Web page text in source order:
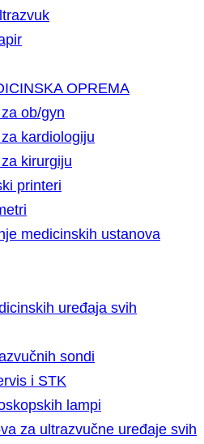
OPREMA
ob/gyn
kardiologiju
kirurgiju
printeri
medicinskih ustanova
uređaja svih
sondi
i STK
lampi
za ultrazvučne uređaje svih